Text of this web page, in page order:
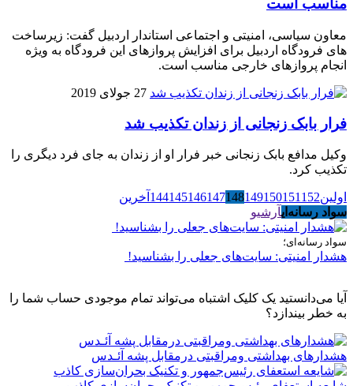
مناسب است
معاون سیاسی، امنیتی و اجتماعی استاندار اردبیل گفت: زیرساخت
های فرودگاه اردبیل برای افزایش پروازهای این فرودگاه به ویژه
انجام پروازهای خارجی مناسب است.
27 جولای 2019
فرار بابک زنجانی از زندان تکذیب شد
وکیل مدافع بابک زنجانی خبر فرار او از زندان به جای فرد دیگری را
تکذیب کرد.
اولین 144145146147148149150151 152
آخرین
سواد رسانه‌ایآرشیو
سواد رسانه‌ای؛
هشدار امنیتی: سایت‌های جعلی را بشناسید!
آیا می‌دانستید یک کلیک اشتباه می‌تواند تمام موجودی حساب شما را
به خطر بیندازد؟
هشدارهاى بهداشتى ومراقبتى درمقابل پشه آئـدس